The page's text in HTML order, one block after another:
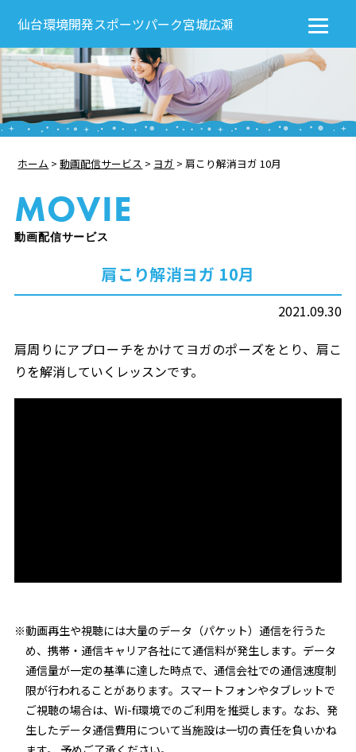
ホーム >動画配信サービス > ヨガ >肩こり解消ヨガ 10月
MOVIE
動画配信サービス
肩こり解消ヨガ 10月
2021.09.30
肩周りにアプローチをかけてヨガのポーズをとり、肩こ
りを解消していくレッスンです。
※動画再生や視聴には大量のデータ（パケット）通信を行うた
め、携帯・通信キャリア各社にて通信料が発生します。データ
通信量が一定の基準に達した時点で、通信会社での通信速度制
限が行われることがあります。スマートフォンやタブレットで
ご視聴の場合は、Wi-fi環境でのご利用を推奨します。なお、発
生したデータ通信費用について当施設は一切の責任を負いかね
仙台環境開発スポーツパーク宮城広瀬